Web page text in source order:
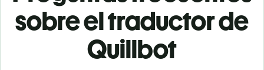
sobre el traductor de
Quillbot